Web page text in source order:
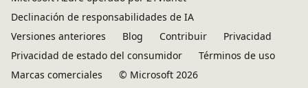
Declinación de responsabilidades de IA
Versiones anteriores
Blog Contribuir
Privacidad
Privacidad de estado del consumidor
Términos de uso
Marcas comerciales
© Microsoft 2026